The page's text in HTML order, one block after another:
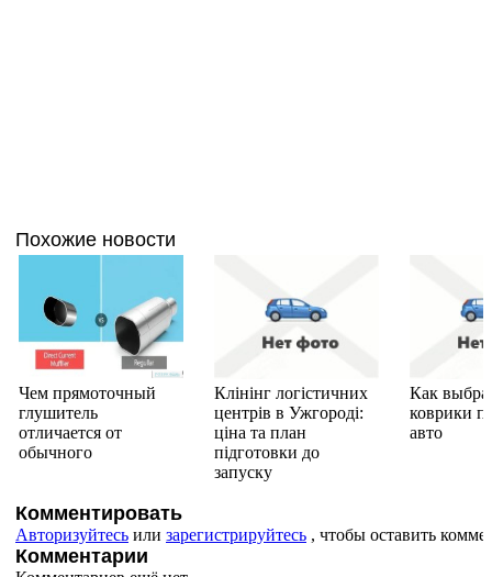
Похожие новости
Чем прямоточный
глушитель
отличается от
обычного
Клінінг логістичних
центрів в Ужгороді:
ціна та план
підготовки до
запуску
Как
коврики
авто
Комментировать
Авторизуйтесь или зарегистрируйтесь , чтобы оставить
Комментарии